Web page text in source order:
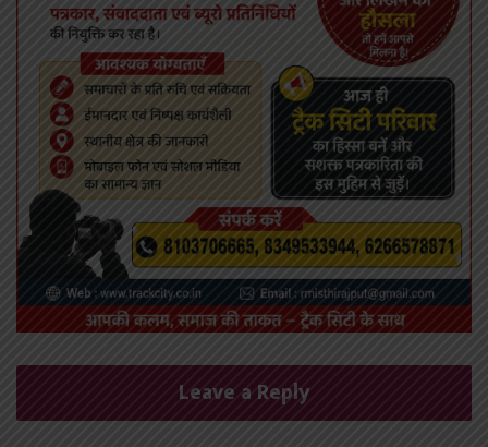
Leave a Reply